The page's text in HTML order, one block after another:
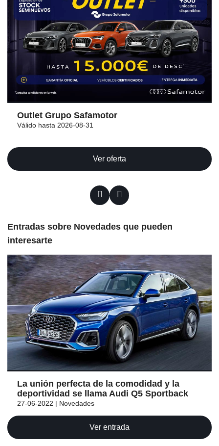
Outlet Grupo Safamotor
Válido hasta 2026-08-31
Ver oferta
Entradas sobre Novedades que pueden
interesarte
La unión perfecta de la comodidad y la
deportividad se llama Audi Q5 Sportback
27-06-2022 | Novedades
Ver entrada